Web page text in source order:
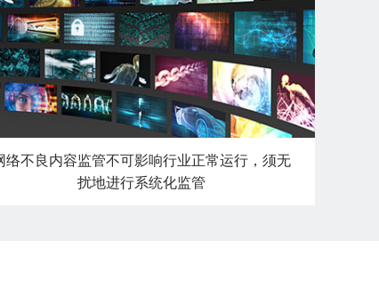
络不良内容监管不可影响行业正常运行，须无
扰地进行系统化监管